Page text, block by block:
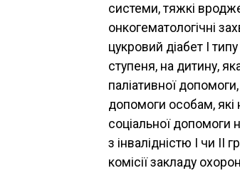
системи, тяжкі
онкогематологічні
цукровий діабет I
ступеня, на дитину,
паліативної
допомоги особам, які
соціальної допомоги
з інвалідністю I чи II
комісії закладу